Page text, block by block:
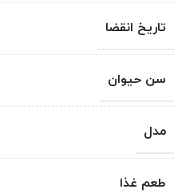
تاریخ انقضا
سن حیوان
مدل
طعم غذا